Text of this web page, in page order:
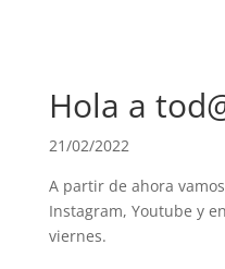
Hola a
21/02/2022
A partir de ahora
Instagram, Youtube y
viernes.